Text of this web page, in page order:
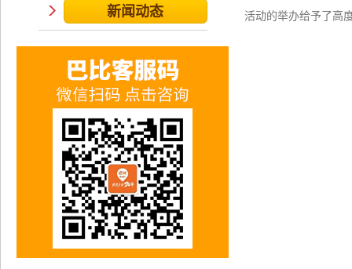
活动的举办给予了高
新闻动态